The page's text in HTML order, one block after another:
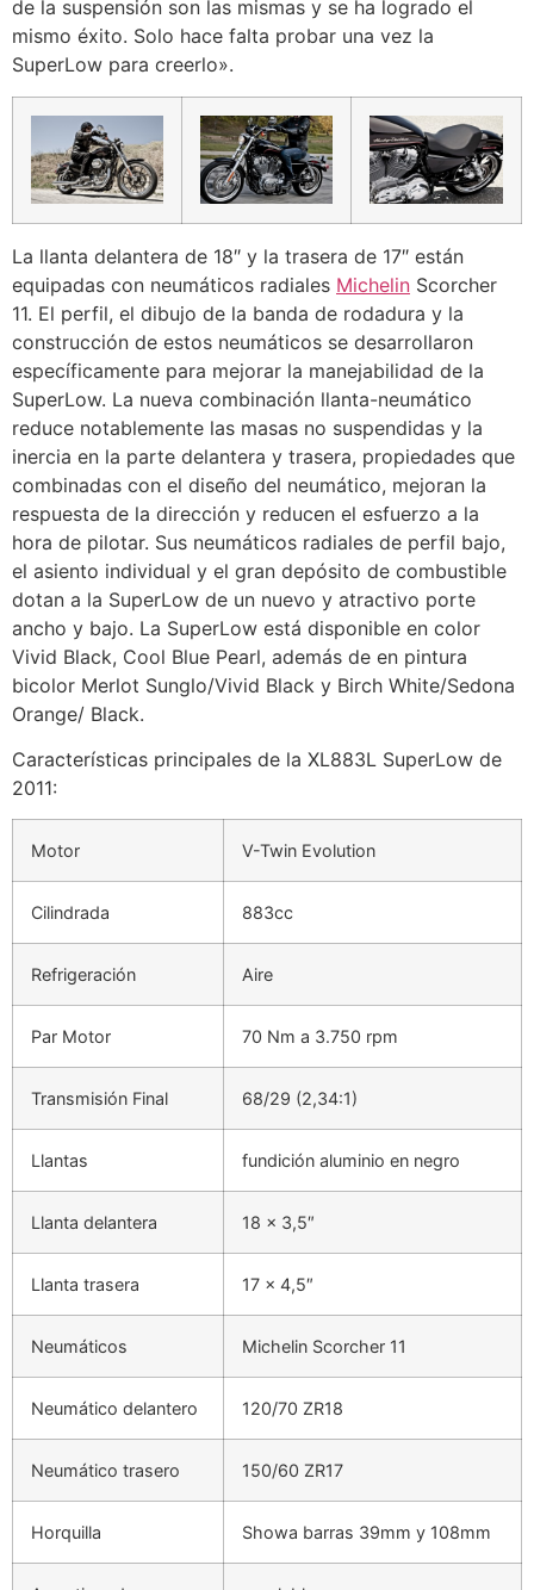
de la suspensión son las mismas y se ha logrado el
mismo éxito. Solo hace falta probar una vez la
SuperLow para creerlo».
La llanta delantera de 18″ y la trasera de 17″ están
equipadas con neumáticos radiales Michelin Scorcher
11. El perfil, el dibujo de la banda de rodadura y la
construcción de estos neumáticos se desarrollaron
específicamente para mejorar la manejabilidad de la
SuperLow. La nueva combinación llanta-neumático
reduce notablemente las masas no suspendidas y la
inercia en la parte delantera y trasera, propiedades que
combinadas con el diseño del neumático, mejoran la
respuesta de la dirección y reducen el esfuerzo a la
hora de pilotar. Sus neumáticos radiales de perfil bajo,
el asiento individual y el gran depósito de combustible
dotan a la SuperLow de un nuevo y atractivo porte
ancho y bajo. La SuperLow está disponible en color
Vivid Black, Cool Blue Pearl, además de en pintura
bicolor Merlot Sunglo/Vivid Black y Birch White/Sedona
Orange/ Black.
Características principales de la XL883L SuperLow de
2011:
Motor V-Twin Evolution
Cilindrada 883cc
Refrigeración Aire
Par Motor 70 Nm a 3.750 rpm
Transmisión Final 68/29 (2,34:1)
Llantas fundición aluminio en negro
Llanta delantera 18 x 3,5″
Llanta trasera 17 x 4,5″
Neumáticos Michelin Scorcher 11
Neumático delantero 120/70 ZR18
Neumático trasero 150/60 ZR17
Horquilla Showa barras 39mm y 108mm